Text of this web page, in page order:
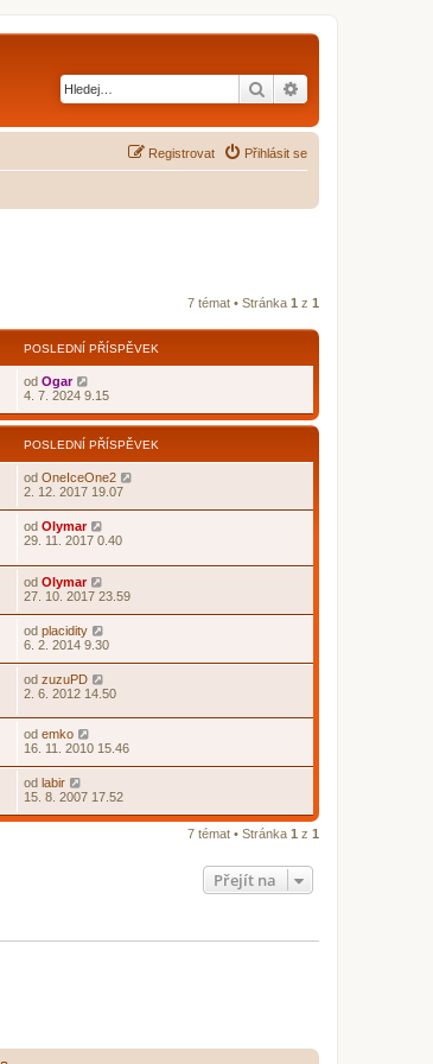
Hledat
Přihlásit se
Registrovat
7 témat • Stránka 1 z 1
POSLEDNÍ PŘÍSPĚVEK
od Ogar
4. 7. 2024 9.15
POSLEDNÍ PŘÍSPĚVEK
od OneIceOne2
2. 12. 2017 19.07
od Olymar
29. 11. 2017 0.40
od Olymar
27. 10. 2017 23.59
od placidity
6. 2. 2014 9.30
od zuzuPD
2. 6. 2012 14.50
od emko
16. 11. 2010 15.46
od labir
15. 8. 2007 17.52
7 témat • Stránka 1 z 1
Přejít na